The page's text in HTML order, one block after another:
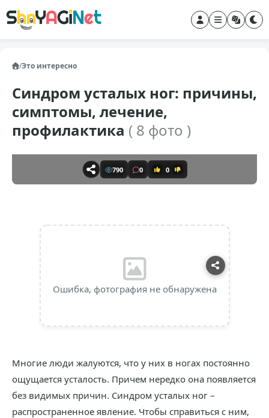
/Это интересно
Синдром усталых ног: причины,
симптомы, лечение,
профилактика ( 8 фото )
790 0 0
Ошибка, фотография не обнаружена
Многие люди жалуются, что у них в ногах постоянно
ощущается усталость. Причем нередко она появляется
без видимых причин. Синдром усталых ног –
распространенное явление. Чтобы справиться с ним,